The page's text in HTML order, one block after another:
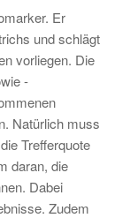
Er
und schlägt
vorliegen. Die
-
Natürlich muss
Trefferquote
daran, die
Dabei
Zudem